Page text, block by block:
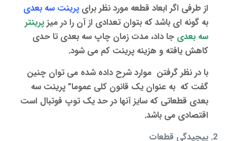
از طرفی اگر ابعاد قطعه مورد نظر برای پرینت سه بعدی
به گونه ای باشد که بتوان تعدادی از آن را در میزپرینتر
سه بعدی جا داد، مدت زمان چاپ سه بعدی تا حدی
کاهش یافته و هزینه پرینت کم می شود.
با در نظر گرفتن موارد شرح داده شده می توان چنین
گفت که به عنوان یک قانون کلی عموما” پرینت سه
بعدی قطعاتی که سایز آنها در حد یک توپ فوتبال است
اقتصادی می باشد.
پیچیدگی قطعات